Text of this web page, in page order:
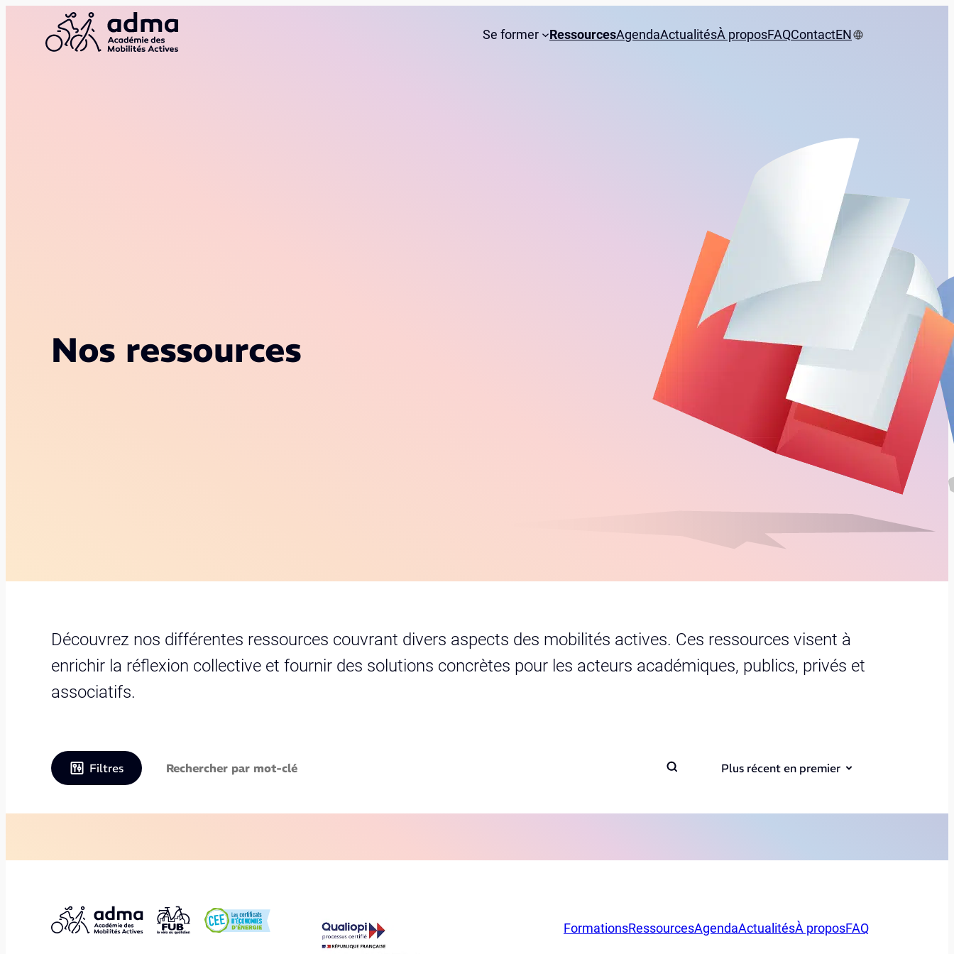
Se former RessourcesAgendaActualitésÀ proposFAQContactEN
Nos ressources
Découvrez nos différentes ressources couvrant divers aspects des mobilités actives. Ces ressources visent à
enrichir la réflexion collective et fournir des solutions concrètes pour les acteurs académiques, publics, privés et
associatifs.
Filtres Plus récent en premier
FormationsRessourcesAgendaActualitésÀ proposFAQ